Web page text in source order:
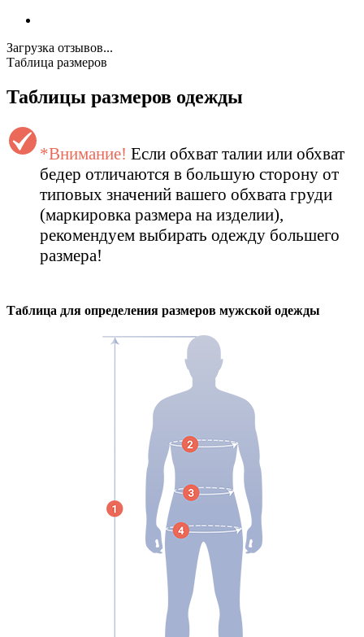
Загрузка отзывов...
Таблица размеров
Таблицы размеров одежды
*Внимание! Если обхват талии или обхват
бедер отличаются в большую сторону от
типовых значений вашего обхвата груди
(маркировка размера на изделии),
рекомендуем выбирать одежду большего
размера!
Таблица для определения размеров мужской одежды